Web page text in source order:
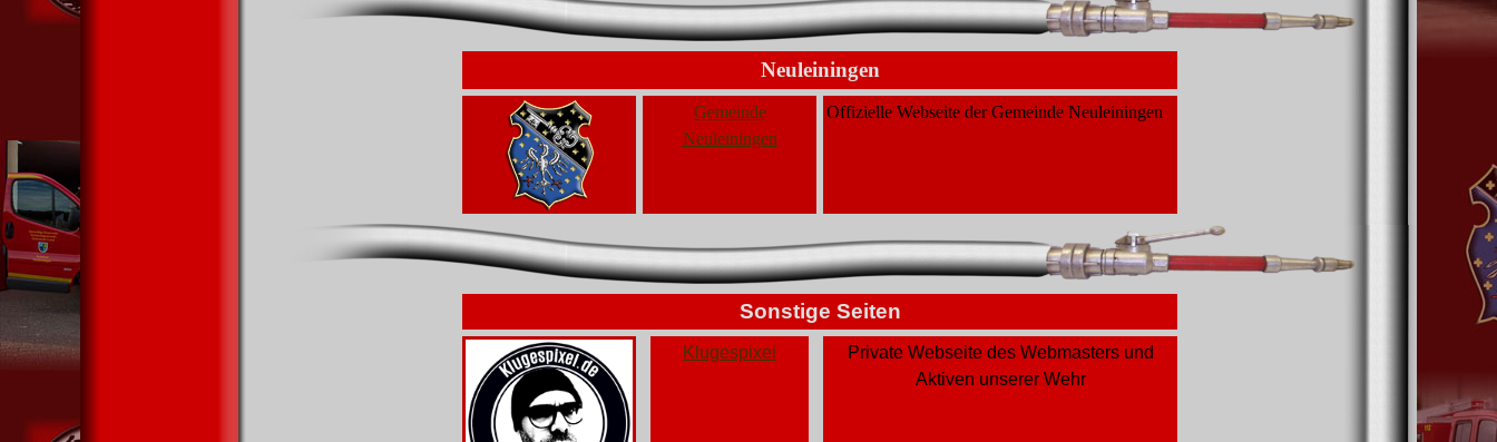
Neuleiningen
Gemeinde
Neuleiningen
Offizielle Webseite der Gemeinde Neuleiningen
Sonstige Seiten
Private Webseite des Webmasters und
Aktiven unserer Wehr
Klugespixel